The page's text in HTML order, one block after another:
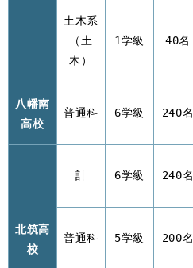
土木系
（土
木）
1学級 40名
八幡南
高校
普通科 6学級 240名
北筑高
校
計 6学級 240名
普通科 5学級 200名